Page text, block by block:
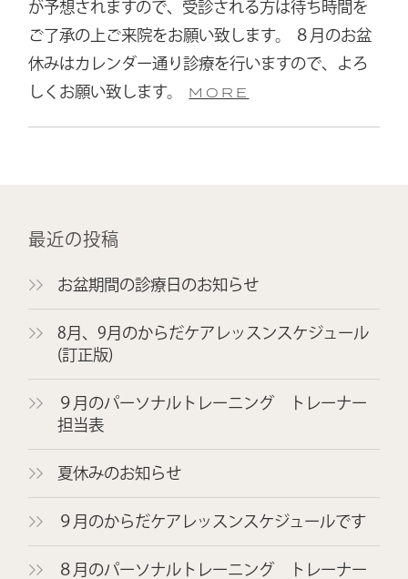
が予想されますので、受診される方は待ち時間を
ご了承の上ご来院をお願い致します。 ８月のお盆
休みはカレンダー通り診療を行いますので、よろ
しくお願い致します。
MORE
最近の投稿
お盆期間の診療日のお知らせ
8月、9月のからだケアレッスンスケジュール
(訂正版)
９月のパーソナルトレーニング トレーナー
担当表
夏休みのお知らせ
９月のからだケアレッスンスケジュールです
８月のパーソナルトレーニング トレーナー